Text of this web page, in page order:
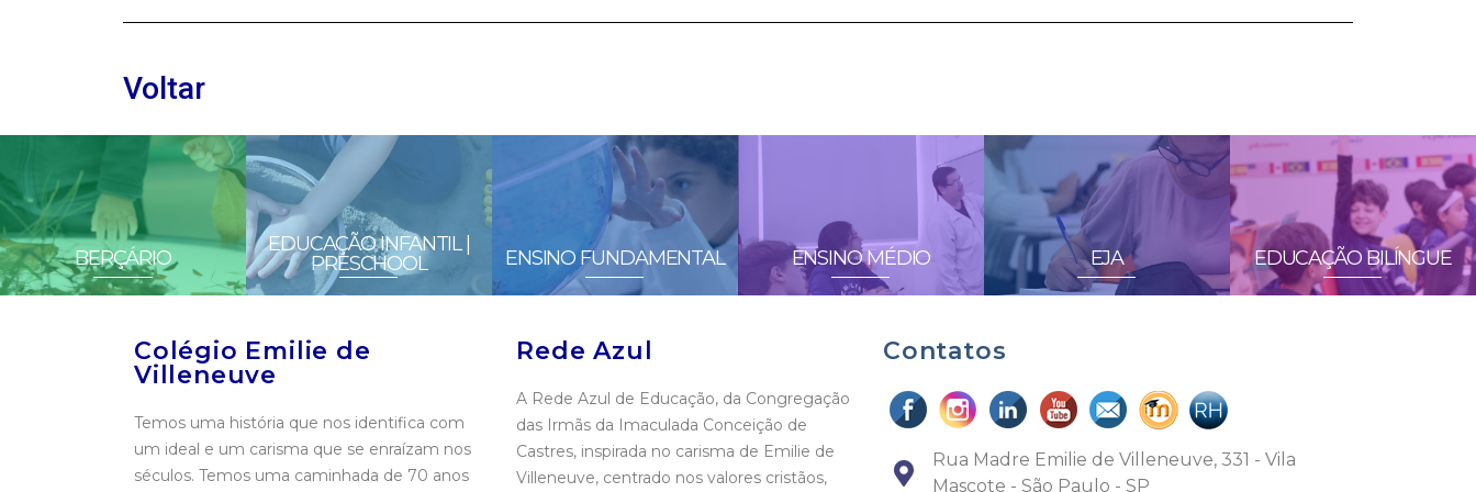
Voltar
BERÇÁRIO
EDUCAÇÃO INFANTIL |
PRESCHOOL
ENSINO FUNDAMENTAL ENSINO MÉDIO EJA EDUCAÇÃO BILÍNGUE
Colégio Emilie de
Villeneuve
Temos uma história que nos identifica com
um ideal e um carisma que se enraízam nos
séculos. Temos uma caminhada de 70 anos
Rede Azul
A Rede Azul de Educação, da Congregação
das Irmãs da Imaculada Conceição de
Castres, inspirada no carisma de Emilie de
Villeneuve, centrado nos valores cristãos,
Contatos
Rua Madre Emilie de Villeneuve, 331 - Vila
Mascote - São Paulo - SP